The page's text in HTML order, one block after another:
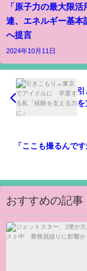
「原子力の最大限活
連、エネルギー基本
へ提言
2024年10月11日
を
「ここも撮るんで
おすすめの記事